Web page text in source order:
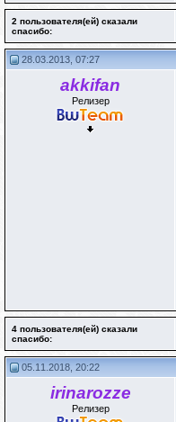
2 пользователя(ей) сказали
cпасибо:
28.03.2013, 07:27
akkifan
Релизер
4 пользователя(ей) сказали
cпасибо:
05.11.2018, 20:22
irinarozze
Релизер